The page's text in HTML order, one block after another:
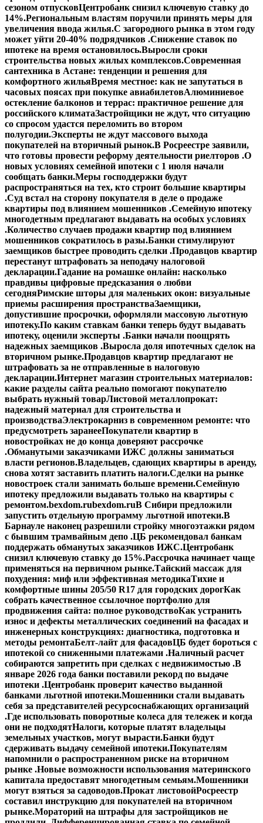
сезоном отпусковЦентробанк снизил ключевую ставку до
14%.Региональным властям поручили принять меры для
увеличения ввода жилья.С загородного рынка в этом году
может уйти 20-40% подрядчиков .Снижение ставок по
ипотеке на время остановилось.Выросли сроки
строительства новых жилых комплексов.Современная
сантехника в Астане: тенденции и решения для
комфортного жильяВремя местное: как не запутаться в
часовых поясах при покупке авиабилетовАлюминиевое
остекление балконов и террас: практичное решение для
российского климатаЗастройщики не ждут, что ситуацию
со спросом удастся переломить во втором
полугодии.Эксперты не ждут массового выхода
покупателей на вторичный рынок.В Росреестре заявили,
что готовы провести реформу деятельности риелторов .О
новых условиях семейной ипотеки с 1 июля начали
сообщать банки.Меры господдержки будут
распространяться на тех, кто строит большие квартиры
.Суд встал на сторону покупателя в деле о продаже
квартиры под влиянием мошенников .Семейную ипотеку
многодетным предлагают выдавать на особых условиях
.Количество случаев продажи квартир под влиянием
мошенников сократилось в разы.Банки стимулируют
заемщиков быстрее проводить сделки .Продавцов квартир
перестанут штрафовать за неподачу налоговой
декларации.Гадание на ромашке онлайн: насколько
правдивы цифровые предсказания о любви
сегодняРимские шторы для маленьких окон: визуальные
приемы расширения пространстваЗаемщики,
допустившие просрочки, оформляли массовую льготную
ипотеку.По каким ставкам банки теперь будут выдавать
ипотеку, оценили эксперты .Банки начали поощрять
надежных заемщиков .Выросла доля ипотечных сделок на
вторичном рынке.Продавцов квартир предлагают не
штрафовать за не отправленные в налоговую
декларации.Интернет магазин строительных материалов:
какие разделы сайта реально помогают покупателю
выбрать нужный товарЛистовой металлопрокат:
надежный материал для строительства и
производстваЭлектрокарниз в современном ремонте: что
предусмотреть заранееПокупатели квартир в
новостройках не до конца доверяют рассрочке
.Обманутыми заказчиками ИЖС должны заниматься
власти регионов.Владельцев, сдающих квартиры в аренду,
снова хотят заставить платить налоги.Сделки на рынке
новостроек стали занимать больше времени.Семейную
ипотеку предложили выдавать только на квартиры с
ремонтом.bexdom.rubexdom.ruВ Сибири предложили
запустить отдельную программу льготной ипотеки.В
Барнауле наконец разрешили стройку многоэтажки рядом
с бывшим трамвайным депо .ЦБ рекомендовал банкам
поддержать обманутых заказчиков ИЖС.Центробанк
снизил ключевую ставку до 15%.Рассрочка начинает чаще
применяться на первичном рынке.Тайский массаж для
похудения: миф или эффективная методикаТихие и
комфортные шины 205/50 R17 для городских дорогКак
собрать качественное ссылочное портфолио для
продвижения сайта: полное руководствоКак устранить
износ и дефекты металлических соединений на фасадах и
инженерных конструкциях: диагностика, подготовка и
методы ремонтаБелт-лайт для фасадовЦБ будет бороться с
ипотекой со сниженными платежами .Наличный расчет
собираются запретить при сделках с недвижимостью .В
январе 2026 года банки поставили рекорд по выдаче
ипотеки .Центробанк проверит качество выданной
банками льготной ипотеки.Мошенники стали выдавать
себя за представителей ресурсоснабжающих организаций
.Где использовать поворотные колеса для тележек и когда
они не подходятНалоги, которые платят владельцы
земельных участков, могут вырасти.Банки будут
сдерживать выдачу семейной ипотеки.Покупателям
напомнили о распространенном риске на вторичном
рынке .Новые возможности использования материнского
капитала предоставят многодетным семьям.Мошенники
могут взяться за садоводов.Прокат листовойРосреестр
составил инструкцию для покупателей на вторичном
рынке.Мораторий на штрафы для застройщиков не